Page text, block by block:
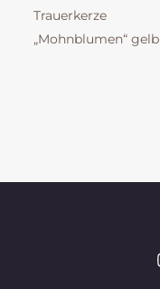
Trauerkerze
„Mohnblumen“ gelb